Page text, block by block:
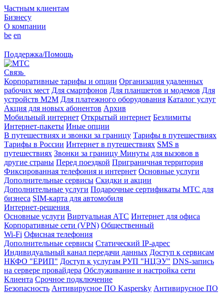
Частным клиентам
Бизнесу
О компании
be en
Поддержка/Помощь
Связь
Корпоративные тарифы и опции Организация удаленных
рабочих мест Для смартфонов Для планшетов и модемов Для
устройств M2M Для платежного оборудования Каталог услуг
Акция для новых абонентов Архив
Мобильный интернет Открытый интернет Безлимиты
Интернет-пакеты Иные опции
В путешествиях и звонки за границу Тарифы в путешествиях
Тарифы в России Интернет в путешествиях SMS в
путешествиях Звонки за границу Минуты для вызовов в
другие страны Перед поездкой Приграничная территория
Фиксированная телефония и интернет Основные услуги
Дополнительные сервисы Скидки и акции
Дополнительные услуги Подарочные сертификаты МТС для
бизнеса SIM-карта для автомобиля
Интернет-решения
Основные услуги Виртуальная АТС Интернет для офиса
Корпоративные сети (VPN) Общественный
Wi-Fi Офисная телефония
Дополнительные сервисы Статический IP-адрес
Индивидуальный канал передачи данных Доступ к сервисам
НКФО "ЕРИП" Доступ к услугам РУП "НЦЭУ" DNS-запись
на сервере провайдера Обслуживание и настройка сети
Клиента Срочное подключение
Безопасность Антивирусное ПО Kaspersky Антивирусное ПО